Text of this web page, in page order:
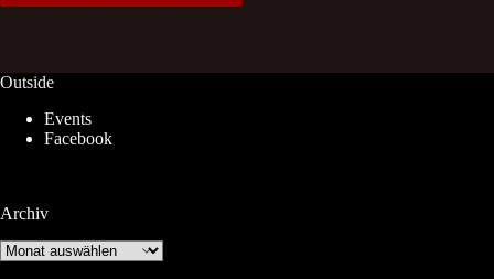
Outside
Events
Facebook
Archiv
Archiv